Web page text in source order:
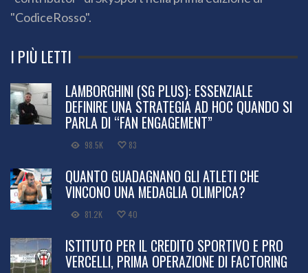
"CodiceRosso".
I PIÙ LETTI
LAMBORGHINI (SG PLUS): ESSENZIALE
DEFINIRE UNA STRATEGIA AD HOC QUANDO SI
PARLA DI “FAN ENGAGEMENT”
98.5K 83
QUANTO GUADAGNANO GLI ATLETI CHE
VINCONO UNA MEDAGLIA OLIMPICA?
81.2K 40
ISTITUTO PER IL CREDITO SPORTIVO E PRO
VERCELLI, PRIMA OPERAZIONE DI FACTORING